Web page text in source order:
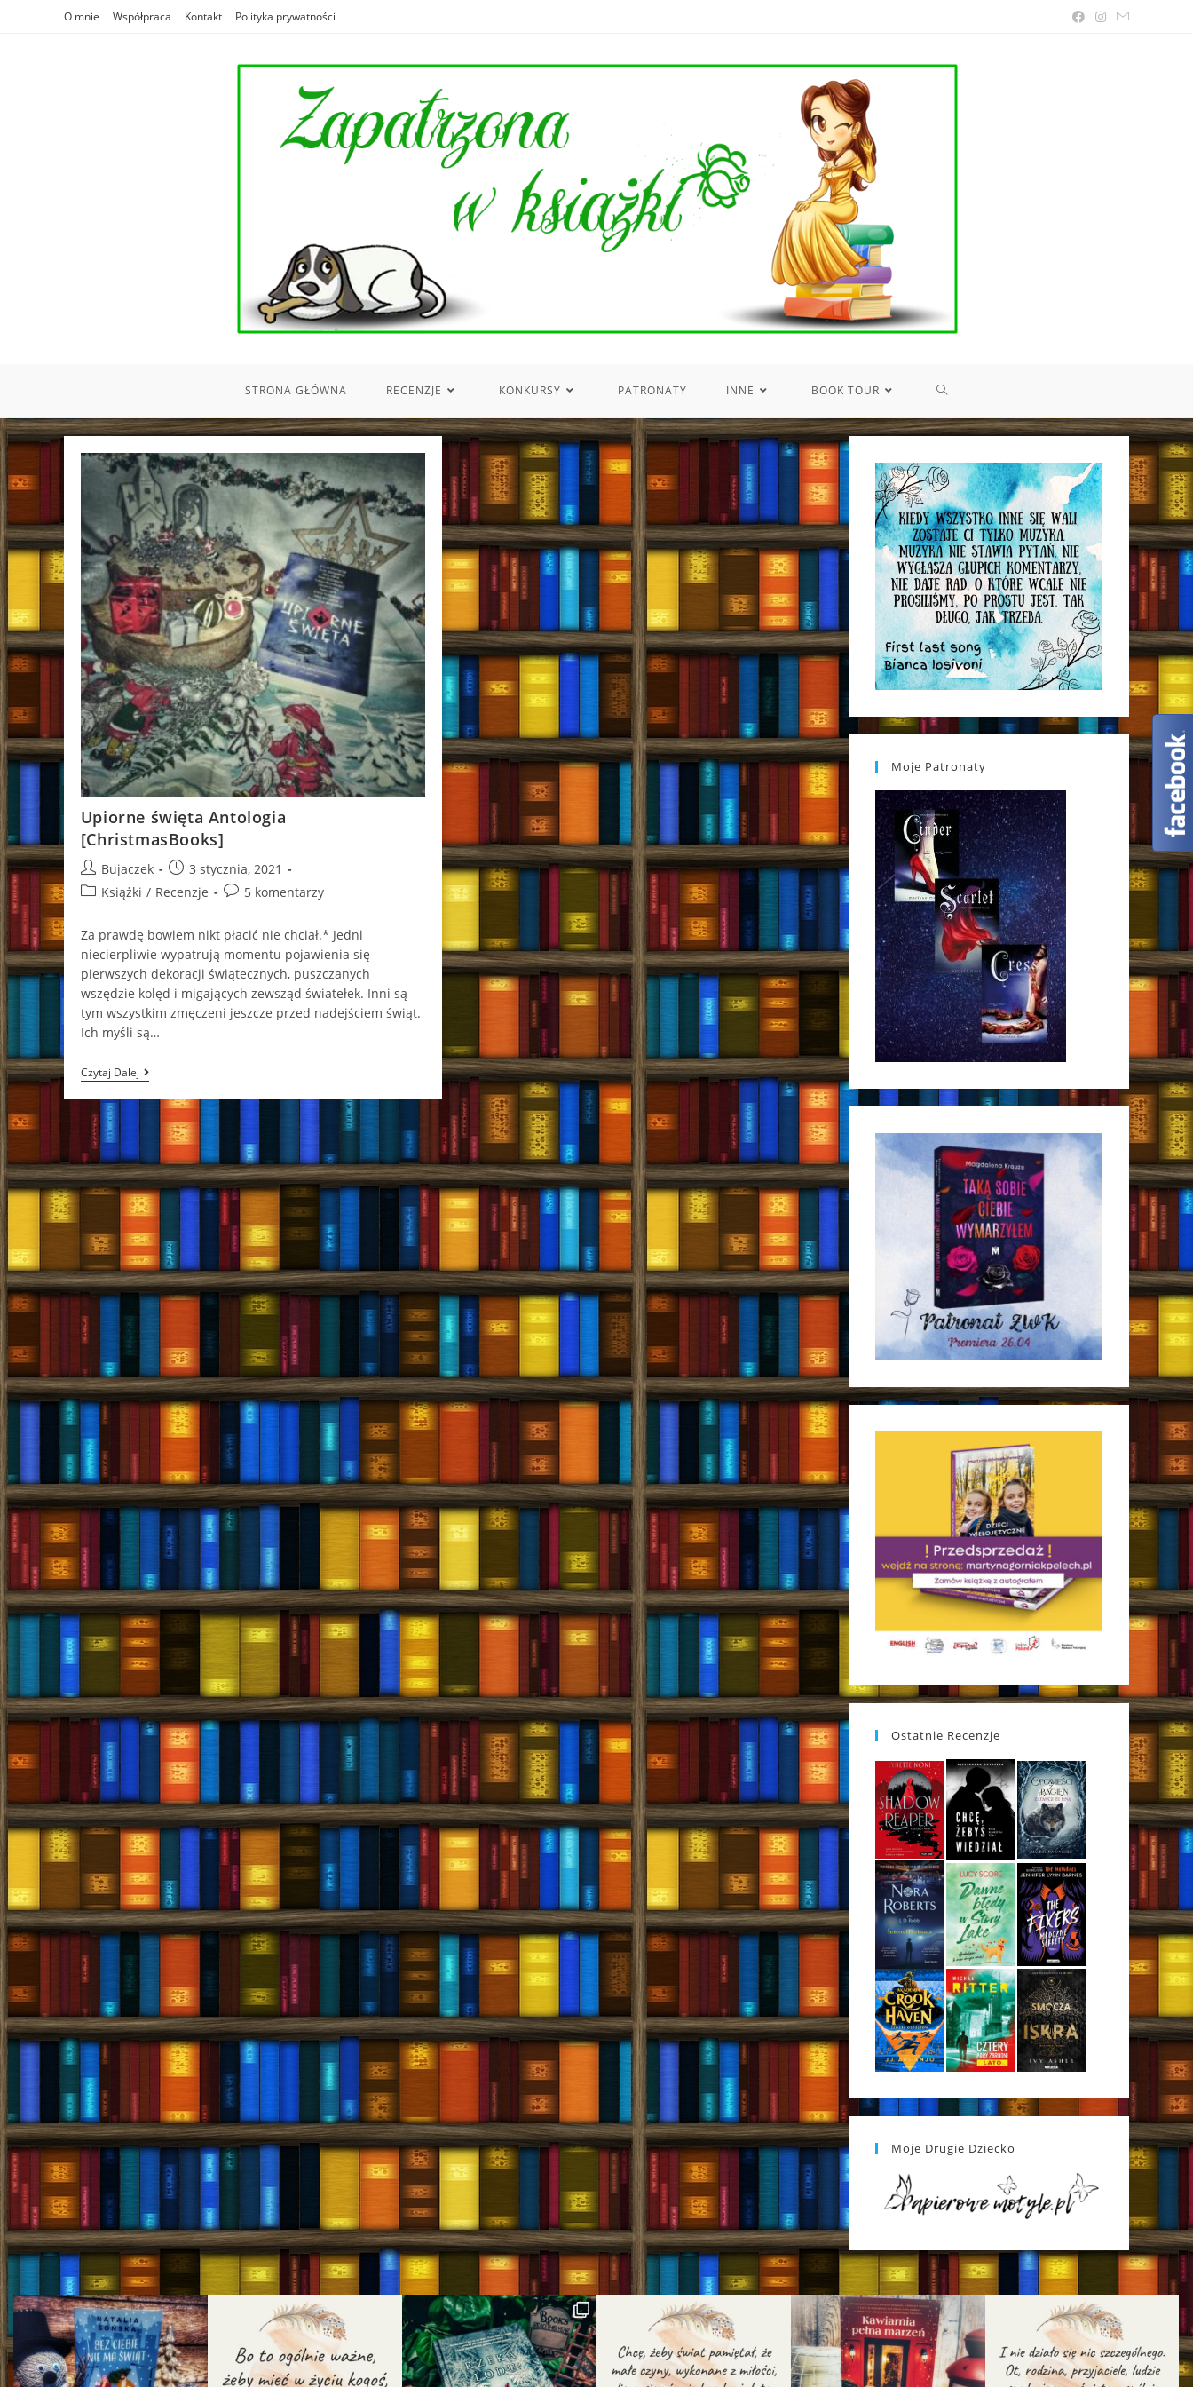
O mnie Współpraca Kontakt Polityka prywatności
STRONA GŁÓWNA RECENZJE KONKURSY PATRONATY INNE BOOK TOUR TOGGLE
SEARCH
Upiorne święta Antologia
[ChristmasBooks]
Post
author:
Bujaczek
Post
published:
3 stycznia, 2021
PostKsiążki / Recenzje
Post5 komentarzy
Za prawdę bowiem nikt płacić nie chciał.* Jedni
niecierpliwie wypatrują momentu pojawienia się
pierwszych dekoracji świątecznych, puszczanych
wszędzie kolęd i migających zewsząd światełek. Inni są
tym wszystkim zmęczeni jeszcze przed nadejściem świąt.
Ich myśli są…
Czytaj DalejUpiorne
Święta
Antologia
Moje Patronaty
Ostatnie Recenzje
Moje Drugie Dziecko